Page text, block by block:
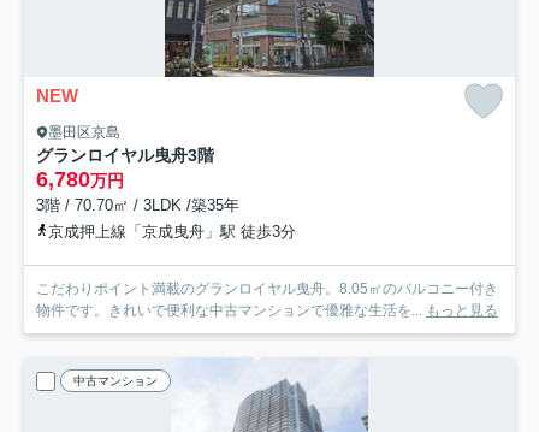
NEW
墨田区京島
グランロイヤル曳舟3階
6,780万円
3階 / 70.70㎡ / 3LDK /築35年
京成押上線「京成曳舟」駅 徒歩3分
こだわりポイント満載のグランロイヤル曳舟。8.05㎡のバルコニー付き
物件です。きれいで便利な中古マンションで優雅な生活を... もっと見る
中古マンション